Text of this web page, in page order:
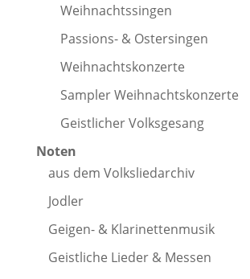
Weihnachtssingen
Passions- & Ostersingen
Weihnachtskonzerte
Sampler Weihnachtskonzerte
Geistlicher Volksgesang
Noten
aus dem Volksliedarchiv
Jodler
Geigen- & Klarinettenmusik
Geistliche Lieder & Messen